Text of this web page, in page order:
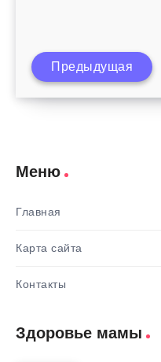
Предыдущая
Меню
Главная
Карта сайта
Контакты
Здоровье мамы